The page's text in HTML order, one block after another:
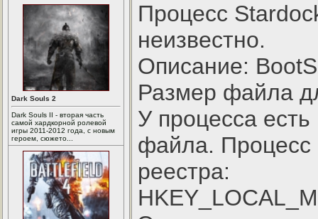
Dark Souls 2
Dark Souls II - вторая часть
самой хардкорной ролевой
игры 2011-2012 года, с новым
героем, сюжето...
Процесс
неизвестно.
Описание:
Размер файла
У процесса
файла. Процесс
реестра: